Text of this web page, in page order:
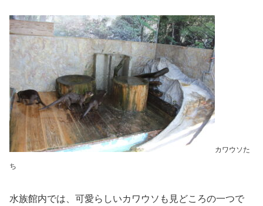
カワウソた
ち
水族館内では、可愛らしいカワウソも見どころの一つで